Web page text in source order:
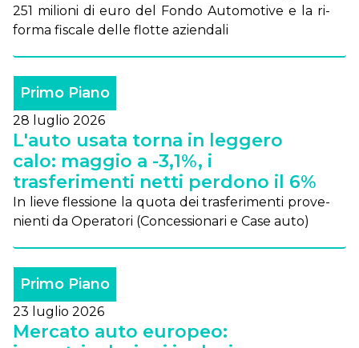
251 mi­lio­ni di eu­ro del Fon­do Au­to­mo­ti­ve e la ri­
for­ma fi­sca­le del­le flot­te azien­da­li
Primo Piano
28 luglio 2026
L'auto usata torna in leggero
calo: maggio a -3,1%, i
trasferimenti netti perdono il 6%
In lie­ve fles­sio­ne la quo­ta dei tra­sfe­ri­men­ti pro­ve­
nien­ti da Ope­ra­to­ri (Con­ces­sio­na­ri e Ca­se au­to)
Primo Piano
23 luglio 2026
Mercato auto europeo: